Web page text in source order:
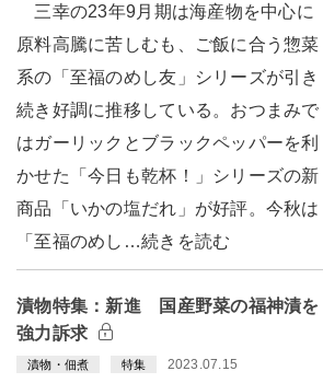
三幸の23年9月期は海産物を中心に
原料高騰に苦しむも、ご飯に合う惣菜
系の「至福のめし友」シリーズが引き
続き好調に推移している。おつまみで
はガーリックとブラックペッパーを利
かせた「今日も乾杯！」シリーズの新
商品「いかの塩だれ」が好評。今秋は
「至福のめし…続きを読む
漬物特集：新進 国産野菜の福神漬を
強力訴求
漬物・佃煮 特集 2023.07.15